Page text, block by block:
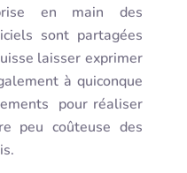
en main des
sont partagées
laisser exprimer
à quiconque
pour réaliser
peu coûteuse des